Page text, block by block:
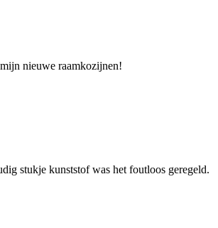
nieuwe raamkozijnen!
stukje kunststof was het foutloos geregeld.